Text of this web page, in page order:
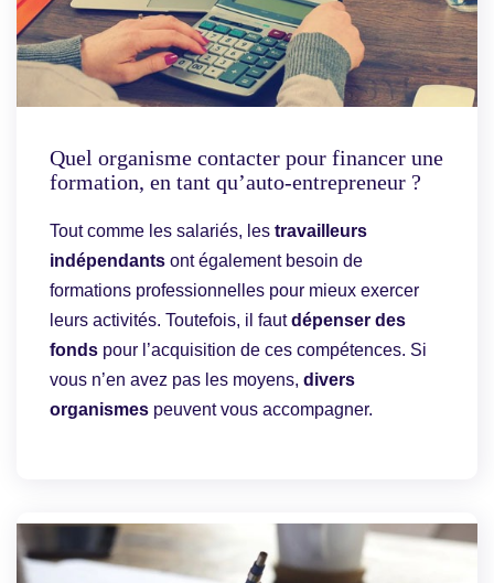
Quel organisme contacter pour financer une
formation, en tant qu’auto-entrepreneur ?
Tout comme les salariés, les travailleurs
indépendants ont également besoin de
formations professionnelles pour mieux exercer
leurs activités. Toutefois, il fautdépenser des
fonds pour l’acquisition de ces compétences. Si
vous n’en avez pas les moyens, divers
organismes peuvent vous accompagner.